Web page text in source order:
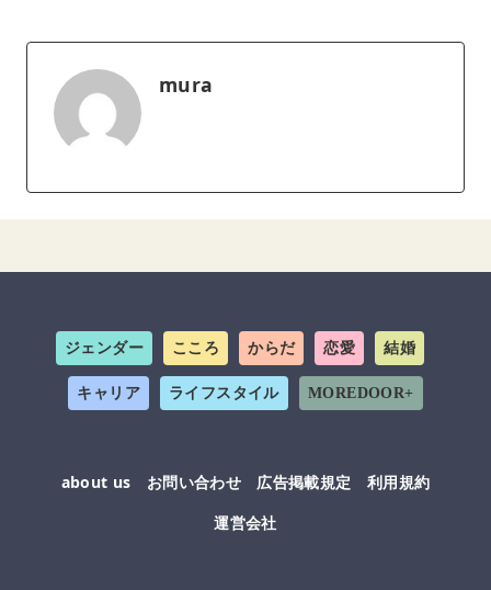
mura
ジェンダー こころ からだ 恋愛 結婚
キャリア ライフスタイル MOREDOOR+
about us お問い合わせ 広告掲載規定
利用規約
運営会社